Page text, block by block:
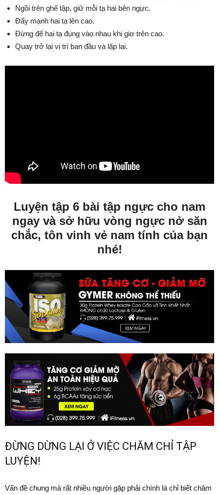
Ngồi trên ghế tập, giữ mỗi tạ hai bên ngực.
Đẩy mạnh hai tạ lên cao.
Đừng để hai tạ đụng vào nhau khi giơ trên cao.
Quay trở lại vị trí ban đầu và lặp lại.
Luyện tập 6 bài tập ngực cho nam
ngay và sở hữu vòng ngực nở săn
chắc, tôn vinh vẻ nam tính của bạn
nhé!
ĐỪNG DỪNG LẠI Ở VIỆC CHĂM CHỈ TẬP
LUYỆN!
Vấn đề chung mà rất nhiều người gặp phải chính là chỉ biết chăm